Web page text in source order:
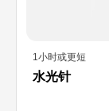
1小时或更短
水光针